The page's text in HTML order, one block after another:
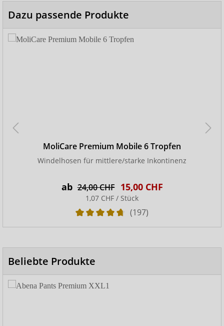
Dazu passende Produkte
MoliCare Premium Mobile 6 Tropfen
Windelhosen für mittlere/starke Inkontinenz
ab 24,00 CHF 15,00 CHF
1,07 CHF / Stück
(197)
Beliebte Produkte